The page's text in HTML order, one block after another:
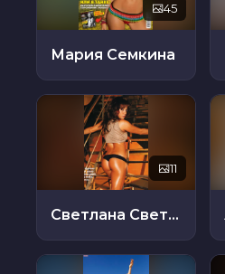
45
Мария Семкина
11
Светлана Светикова